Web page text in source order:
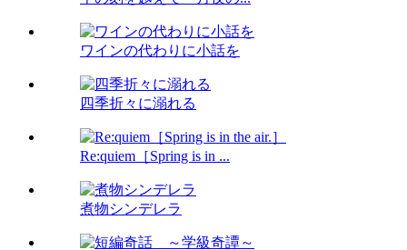
ワインの代わりに小話を
四季折々に溺れる
Re:quiem［Spring is in ...
煮物シンデレラ